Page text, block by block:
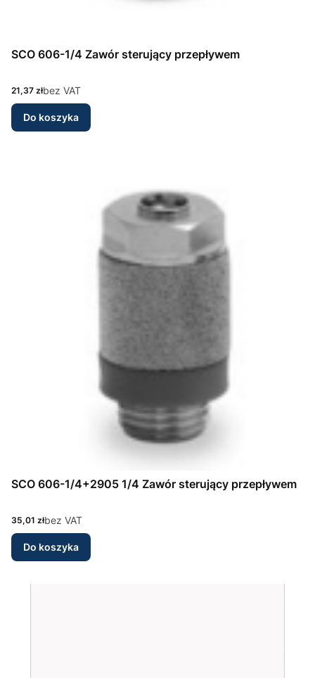
SCO 606-1/4 Zawór sterujący przepływem
Cena
21,37 złbez VAT
Do koszyka
SCO 606-1/4+2905 1/4 Zawór sterujący przepływem
Cena
35,01 złbez VAT
Do koszyka